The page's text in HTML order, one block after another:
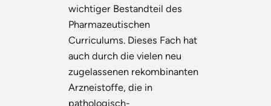
wichtiger Bestandteil des
Pharmazeutischen
Curriculums. Dieses Fach hat
auch durch die vielen neu
zugelassenen rekombinanten
Arzneistoffe, die in
pathologisch-